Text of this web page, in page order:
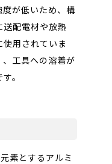
が低いため、構
配電材や放熱
用されていま
工具への溶着が
。
素とするアルミ